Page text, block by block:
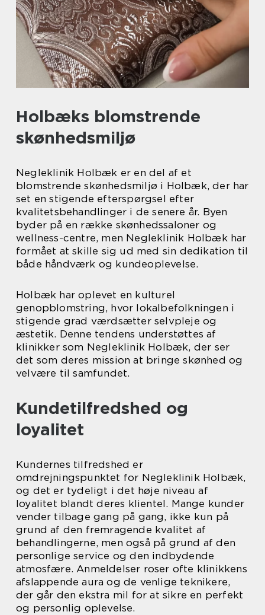
Holbæks blomstrende
skønhedsmiljø
Negleklinik Holbæk er en del af et
blomstrende skønhedsmiljø i Holbæk, der har
set en stigende efterspørgsel efter
kvalitetsbehandlinger i de senere år. Byen
byder på en række skønhedssaloner og
wellness-centre, men Negleklinik Holbæk har
formået at skille sig ud med sin dedikation til
både håndværk og kundeoplevelse.
Holbæk har oplevet en kulturel
genopblomstring, hvor lokalbefolkningen i
stigende grad værdsætter selvpleje og
æstetik. Denne tendens understøttes af
klinikker som Negleklinik Holbæk, der ser
det som deres mission at bringe skønhed og
velvære til samfundet.
Kundetilfredshed og
loyalitet
Kundernes tilfredshed er
omdrejningspunktet for Negleklinik Holbæk,
og det er tydeligt i det høje niveau af
loyalitet blandt deres klientel. Mange kunder
vender tilbage gang på gang, ikke kun på
grund af den fremragende kvalitet af
behandlingerne, men også på grund af den
personlige service og den indbydende
atmosfære. Anmeldelser roser ofte klinikkens
afslappende aura og de venlige teknikere,
der går den ekstra mil for at sikre en perfekt
og personlig oplevelse.